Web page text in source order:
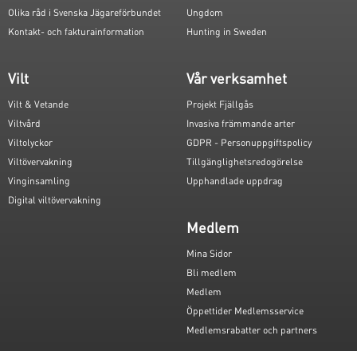
Olika råd i Svenska Jägareförbundet
Kontakt- och fakturainformation
Ungdom
Hunting in Sweden
Vilt
Vilt & Vetande
Viltvård
Viltolyckor
Viltövervakning
Vinginsamling
Digital viltövervakning
Vår verksamhet
Projekt Fjällgås
Invasiva främmande arter
GDPR - Personuppgiftspolicy
Tillgänglighetsredogörelse
Upphandlade uppdrag
Medlem
Mina Sidor
Bli medlem
Medlem
Öppettider Medlemsservice
Medlemsrabatter och partners